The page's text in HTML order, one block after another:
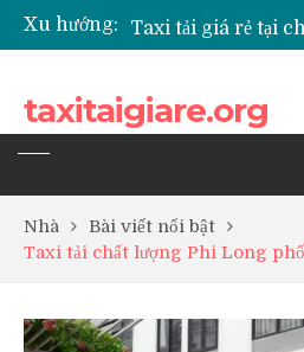
Xu hướng:
taxitaigiare.org
Nhà
Bài viết nổi bật
Taxi tải chất lượng Phi Long